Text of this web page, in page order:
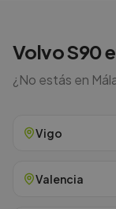
VolvoS90
¿No estás en
Vigo
Valencia